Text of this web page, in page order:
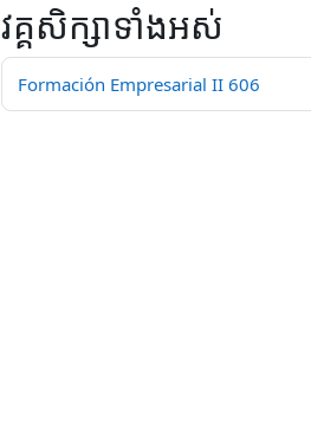
វគ្គសិក្សាទាំងអស់
Formación Empresarial II 606